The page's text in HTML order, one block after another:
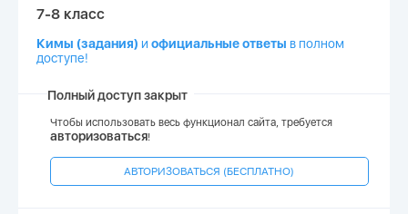
7-8 класс
Кимы (задания) и официальные ответы в полном
доступе!
Полный доступ закрыт
Чтобы использовать весь функционал сайта, требуется
авторизоваться!
АВТОРИЗОВАТЬСЯ (БЕСПЛАТНО)